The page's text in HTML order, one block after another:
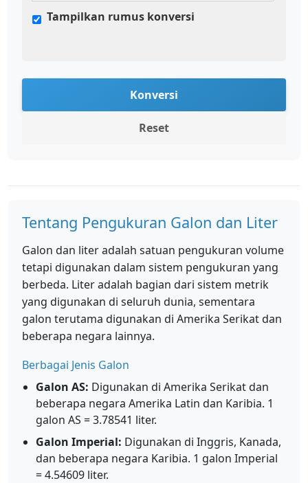
Tampilkan rumus konversi
Konversi
Reset
Tentang Pengukuran Galon dan Liter
Galon dan liter adalah satuan pengukuran volume
tetapi digunakan dalam sistem pengukuran yang
berbeda. Liter adalah bagian dari sistem metrik
yang digunakan di seluruh dunia, sementara
galon terutama digunakan di Amerika Serikat dan
beberapa negara lainnya.
Berbagai Jenis Galon
Galon AS: Digunakan di Amerika Serikat dan
beberapa negara Amerika Latin dan Karibia. 1
galon AS = 3.78541 liter.
Galon Imperial: Digunakan di Inggris, Kanada,
dan beberapa negara Karibia. 1 galon Imperial
= 4.54609 liter.